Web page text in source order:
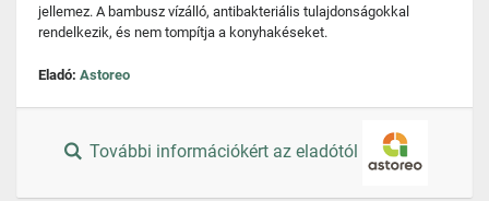
jellemez. A bambusz vízálló, antibakteriális tulajdonságokkal
rendelkezik, és nem tompítja a konyhakéseket.
Eladó: Astoreo
További információkért az eladótól